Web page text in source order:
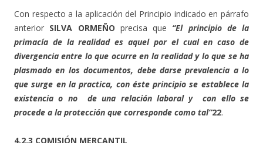
Con respecto a la aplicación del Principio indicado en párrafo
anterior SILVA ORMEÑO precisa que “El principio de la
primacía de la realidad es aquel por el cual en caso de
divergencia entre lo que ocurre en la realidad y lo que se ha
plasmado en los documentos, debe darse prevalencia a lo
que surge en la practica, con éste principio se establece la
existencia o no de una relación laboral y con ello se
procede a la protección que corresponde como tal”22.
4.2.3 COMISIÓN MERCANTIL